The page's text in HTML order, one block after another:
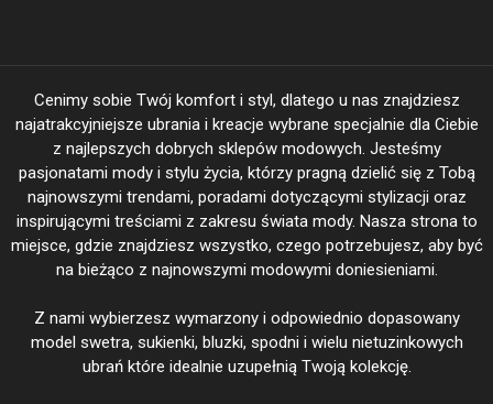
Cenimy sobie Twój komfort i styl, dlatego u nas znajdziesz
najatrakcyjniejsze ubrania i kreacje wybrane specjalnie dla Ciebie
z najlepszych dobrych sklepów modowych. Jesteśmy
pasjonatami mody i stylu życia, którzy pragną dzielić się z Tobą
najnowszymi trendami, poradami dotyczącymi stylizacji oraz
inspirującymi treściami z zakresu świata mody. Nasza strona to
miejsce, gdzie znajdziesz wszystko, czego potrzebujesz, aby być
na bieżąco z najnowszymi modowymi doniesieniami.
Z nami wybierzesz wymarzony i odpowiednio dopasowany
model swetra, sukienki, bluzki, spodni i wielu nietuzinkowych
ubrań które idealnie uzupełnią Twoją kolekcję.